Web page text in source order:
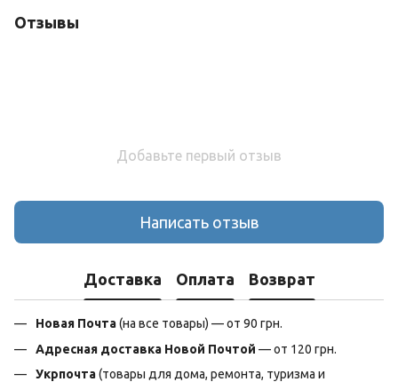
Отзывы
Добавьте первый отзыв
Написать отзыв
Доставка Оплата Возврат
Новая Почта(на все товары) — от 90 грн.
Адресная доставка Новой Почтой — от 120 грн.
Укрпочта(товары для дома, ремонта, туризма и